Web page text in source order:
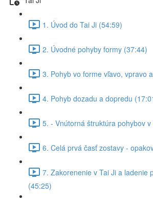
1. Úvod do Tai Ji (54:59)
2. Úvodné pohyby formy (37:44)
3. Pohyb vo forme vľavo, vpravo
4. Pohyb dozadu a dopredu
5. - Vnútorná štruktúra pohybov
6. Celá prvá časť zostavy -
7. Zakorenenie v Tai Ji a ladenie
(45:25)